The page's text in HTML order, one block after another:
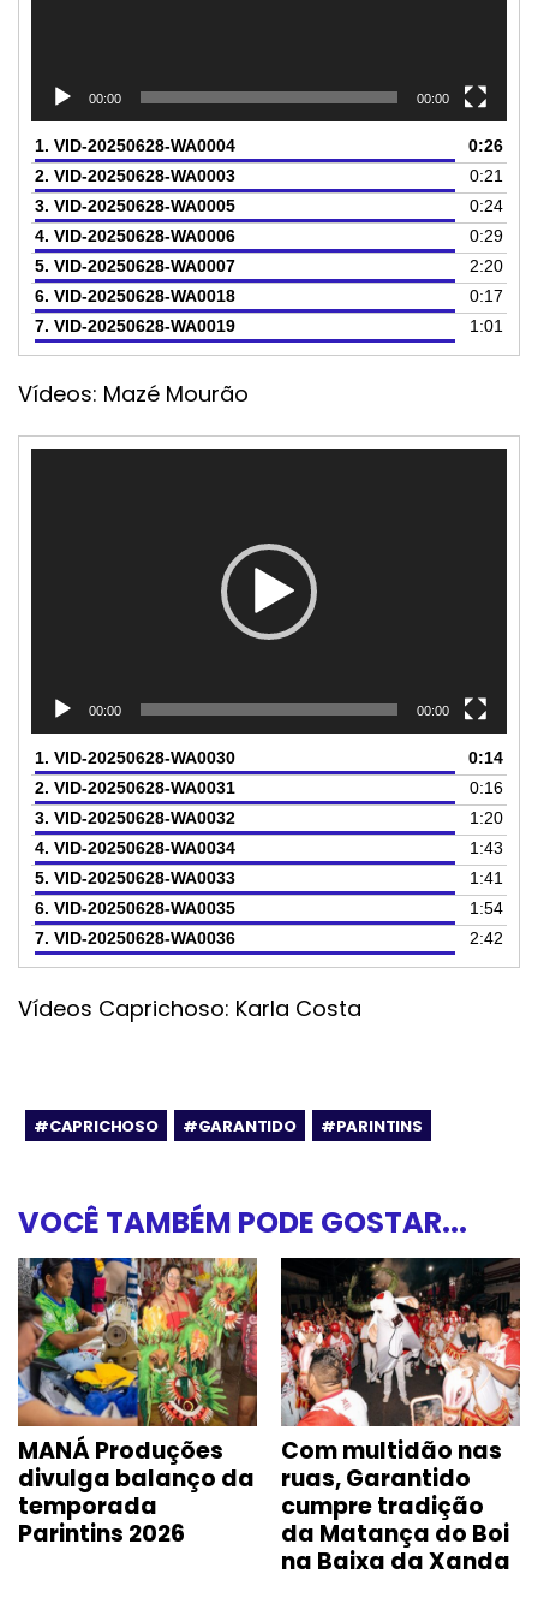
00:00 00:00
1. VID-20250628-WA0004
0:26
2. VID-20250628-WA0003
0:21
3. VID-20250628-WA0005
0:24
4. VID-20250628-WA0006
0:29
5. VID-20250628-WA0007
2:20
6. VID-20250628-WA0018
0:17
7. VID-20250628-WA0019 1:01
Vídeos: Mazé Mourão
00:00 00:00
1. VID-20250628-WA0030
0:14
2. VID-20250628-WA0031
0:16
3. VID-20250628-WA0032
1:20
4. VID-20250628-WA0034
1:43
5. VID-20250628-WA0033
1:41
6. VID-20250628-WA0035
1:54
7. VID-20250628-WA0036 2:42
Vídeos Caprichoso: Karla Costa
#CAPRICHOSO #GARANTIDO #PARINTINS
VOCÊ TAMBÉM PODE GOSTAR...
MANÁ Produções
divulga balanço da
temporada
Parintins 2026
Com multidão nas
ruas, Garantido
cumpre tradição
da Matança do Boi
na Baixa da Xanda